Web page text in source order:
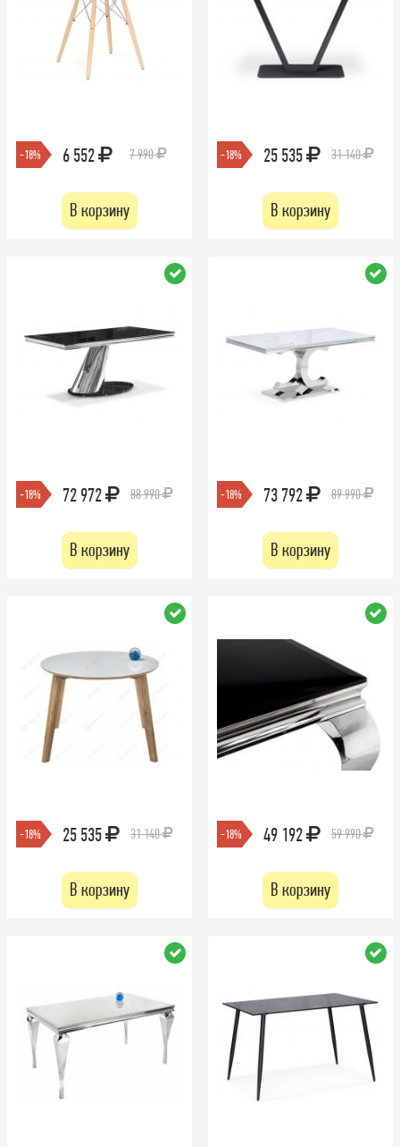
-18% 6 552 7 990
В корзину
-18% 25 535 31 140
В корзину
-18% 72 972 88 990
В корзину
-18% 73 792 89 990
В корзину
-18% 25 535 31 140
В корзину
-18% 49 192 59 990
В корзину